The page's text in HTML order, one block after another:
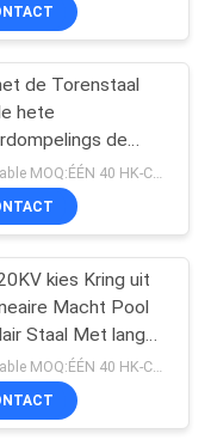
100
de Torenstaal
hete
de
Macht
van Pool
met Flenswijze
kies Kring uit
Macht Pool
Staal Met lange
galvaniseerdenegotiable MOQ:ÉÉN 40 HK-CONTAINER